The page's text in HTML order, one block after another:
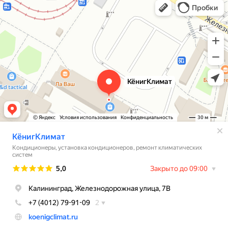
Кондиционеры в Калининграде
Установка кондиционеров в Калининграде